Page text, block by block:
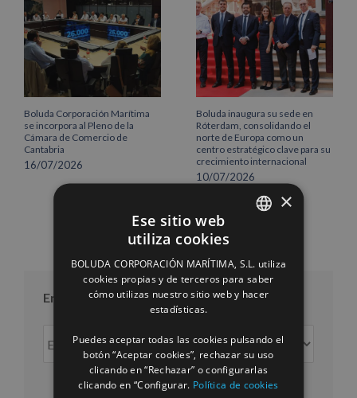
Boluda Corporación Marítima
se incorpora al Pleno de la
Cámara de Comercio de
Cantabria
16/07/2026
Boluda inaugura su sede en
Róterdam, consolidando el
norte de Europa como un
centro estratégico clave para su
crecimiento internacional
10/07/2026
Entradas por mes
Entradas
por
ENGLISH
FRENCH
×
Ese sitio web
utiliza cookies
BOLUDA CORPORACIÓN MARÍTIMA, S.L. utiliza
cookies propias y de terceros para saber
cómo utilizas nuestro sitio web y hacer
estadísticas.
Puedes aceptar todas las cookies pulsando el
botón “Aceptar cookies”, rechazar su uso
clicando en “Rechazar” o configurarlas
clicando en “Configurar. Política de cookies